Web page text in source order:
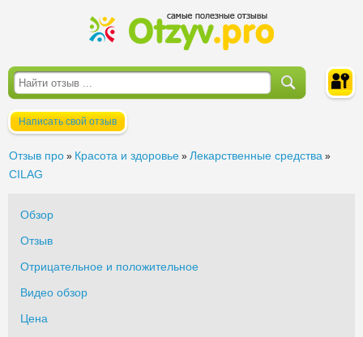
Написать свой отзыв
Отзыв про » Красота и здоровье » Лекарственные средства »
CILAG
Обзор
Отзыв
Отрицательное и положительное
Видео обзор
Цена